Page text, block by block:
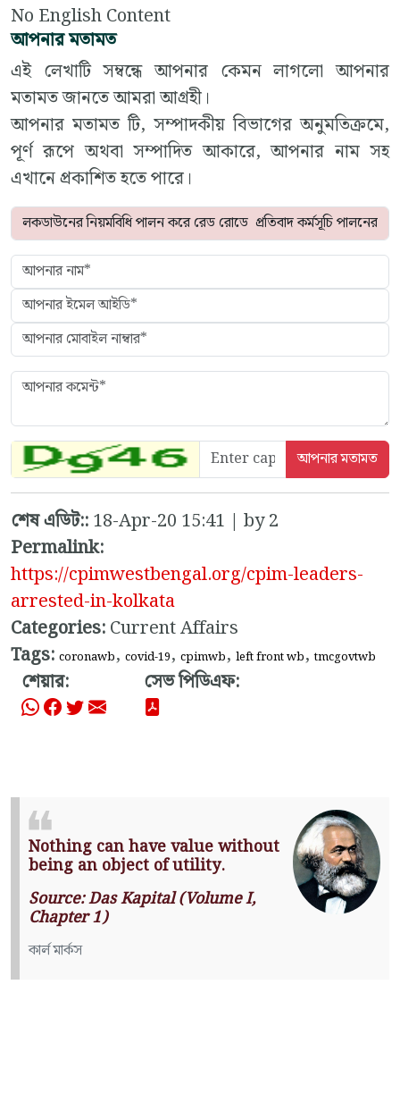
No English Content
আপনার মতামত
এই লেখাটি সম্বন্ধে আপনার কেমন লাগলো আপনার
মতামত জানতে আমরা আগ্রহী।
আপনার মতামত টি, সম্পাদকীয় বিভাগের অনুমতিক্রমে,
পূর্ণ রূপে অথবা সম্পাদিত আকারে, আপনার নাম সহ
এখানে প্রকাশিত হতে পারে।
শেষ এডিট::18-Apr-20 15:41 | by 2
Permalink:
https://cpimwestbengal.org/cpim-leaders-
arrested-in-kolkata
Categories:Current Affairs
Tags: coronawb, covid-19, cpimwb, left front wb,tmcgovtwb
শেয়ার: সেভ পিডিএফ:
Nothing can have value without
being an object of utility.
Source: Das Kapital (Volume I,
Chapter 1)
কার্ল মার্কস